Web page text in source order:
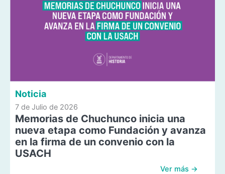
Noticia
7 de Julio de 2026
Memorias de Chuchunco inicia una
nueva etapa como Fundación y avanza
en la firma de un convenio con la
USACH
Ver más →